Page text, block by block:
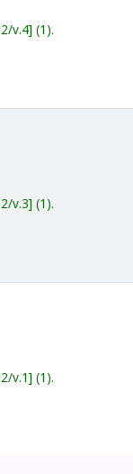
v.4 (1).
v.3 (1).
v.1 (1).